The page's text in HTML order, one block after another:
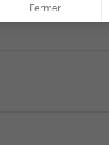
Fermer